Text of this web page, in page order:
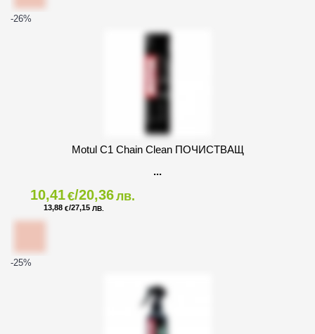
-26%
Motul C1 Chain Clean ПОЧИСТВАЩ
10,41€/20,36лв.
13,88 €/27,15 ЛВ.
-25%